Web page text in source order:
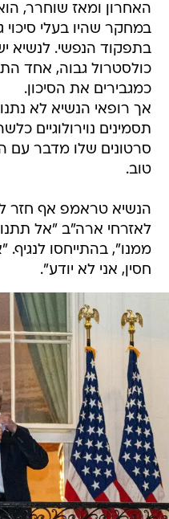
האחרון ומאז שוחרר,
במחקר שהיו בעלי סיכוי
בתפקוד הנפשי. לנשיא
כולסטרול גבוה, אחד
כמגבירים את הסיכון.
אך רופאי הנשיא לא
תסמינים נוירולוגיים
סרטונים שלו מדבר עם
טוב.
הנשיא טראמפ אף חזר
לאזרחי ארה"ב "אל
ממנו", בהתייחסו לנגיף.
חסין, אני לא יודע".